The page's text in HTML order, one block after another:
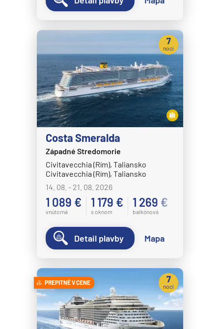
Costa Smeralda
Západné Stredomorie
Civitavecchia (Rím), Taliansko
Civitavecchia (Rím), Taliansko
14. 08. - 21. 08. 2026
1 089 €
vnútorná
1 179 €
s oknom
1 269 €
balkónová
7
nocí
Detail plavby Mapa
PREPITNÉ V CENE 7
nocí